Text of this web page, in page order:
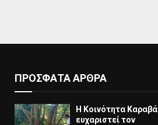
ΠΡΟΣΦΑΤΑ ΑΡΘΡΑ
Η Κοινότητα Καραβά
ευχαριστεί τον